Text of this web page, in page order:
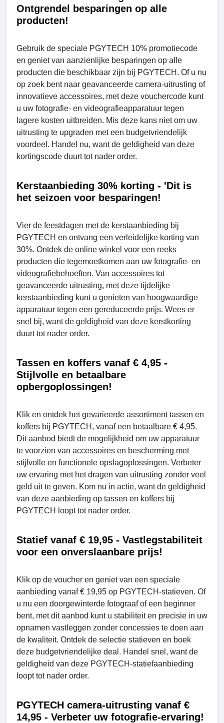
Ontgrendel besparingen op alle
producten!
Gebruik de speciale PGYTECH 10% promotiecode
en geniet van aanzienlijke besparingen op alle
producten die beschikbaar zijn bij PGYTECH. Of u nu
op zoek bent naar geavanceerde camera-uitrusting of
innovatieve accessoires, met deze vouchercode kunt
u uw fotografie- en videografieapparatuur tegen
lagere kosten uitbreiden. Mis deze kans niet om uw
uitrusting te upgraden met een budgetvriendelijk
voordeel. Handel nu, want de geldigheid van deze
kortingscode duurt tot nader order.
Kerstaanbieding 30% korting - 'Dit is
het seizoen voor besparingen!
Vier de feestdagen met de kerstaanbieding bij
PGYTECH en ontvang een verleidelijke korting van
30%. Ontdek de online winkel voor een reeks
producten die tegemoetkomen aan uw fotografie- en
videografiebehoeften. Van accessoires tot
geavanceerde uitrusting, met deze tijdelijke
kerstaanbieding kunt u genieten van hoogwaardige
apparatuur tegen een gereduceerde prijs. Wees er
snel bij, want de geldigheid van deze kerstkorting
duurt tot nader order.
Tassen en koffers vanaf € 4,95 -
Stijlvolle en betaalbare
opbergoplossingen!
Klik en ontdek het gevarieerde assortiment tassen en
koffers bij PGYTECH, vanaf een betaalbare € 4,95.
Dit aanbod biedt de mogelijkheid om uw apparatuur
te voorzien van accessoires en bescherming met
stijlvolle en functionele opslagoplossingen. Verbeter
uw ervaring met het dragen van uitrusting zonder veel
geld uit te geven. Kom nu in actie, want de geldigheid
van deze aanbieding op tassen en koffers bij
PGYTECH loopt tot nader order.
Statief vanaf € 19,95 - Vastlegstabiliteit
voor een onverslaanbare prijs!
Klik op de voucher en geniet van een speciale
aanbieding vanaf € 19,95 op PGYTECH-statieven. Of
u nu een doorgewinterde fotograaf of een beginner
bent, met dit aanbod kunt u stabiliteit en precisie in uw
opnamen vastleggen zonder concessies te doen aan
de kwaliteit. Ontdek de selectie statieven en boek
deze budgetvriendelijke deal. Handel snel, want de
geldigheid van deze PGYTECH-statiefaanbieding
loopt tot nader order.
PGYTECH camera-uitrusting vanaf €
14,95 - Verbeter uw fotografie-ervaring!